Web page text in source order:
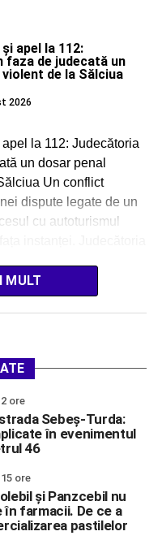
apel la 112:
de judecată un
de la Sălciua
2026
la 112: Judecătoria
un dosar penal
Un conflict
dispute legate de un
cu autoturismul
MULT
ore
Sebeș-Turda:
în evenimentul
46
ore
și Panzcebil nu
farmacii. De ce a
pastilelor